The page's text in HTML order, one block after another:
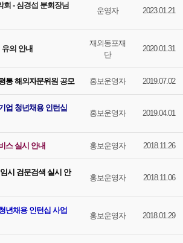
회 - 심경섭 분회장님
운영자 2023.01.21
의 안내
재외동포재
단
2020.01.31
통 해외자문위원 공모 홍보운영자 2019.07.02
업 청년채용 인턴십
홍보운영자 2019.04.01
스 실시 안내 홍보운영자 2018.11.26
시 검문검색 실시 안
홍보운영자 2018.11.06
년채용 인턴십 사업
홍보운영자 2018.01.29